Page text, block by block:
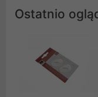
Ostatnio